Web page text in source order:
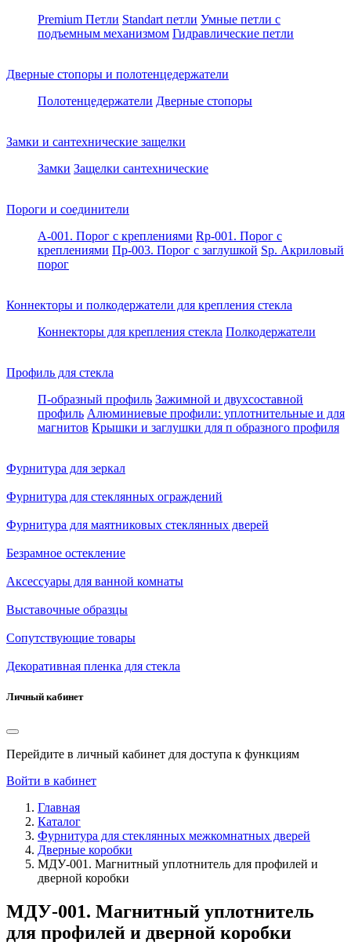
Premium Петли Standart петли Умные петли c
подъемным механизмом Гидравлические петли
Дверные стопоры и полотенцедержатели
Полотенцедержатели Дверные стопоры
Замки и сантехнические защелки
Замки Защелки сантехнические
Пороги и соединители
A-001. Порог с креплениями Rp-001. Порог с
креплениями Пр-003. Порог с заглушкой Sp. Акриловый
порог
Коннекторы и полкодержатели для крепления стекла
Коннекторы для крепления стекла Полкодержатели
Профиль для стекла
П-образный профиль Зажимной и двухсоставной
профиль Алюминиевые профили: уплотнительные и для
магнитов Крышки и заглушки для п образного профиля
Фурнитура для зеркал
Фурнитура для стеклянных ограждений
Фурнитура для маятниковых стеклянных дверей
Безрамное остекление
Аксессуары для ванной комнаты
Выставочные образцы
Сопутствующие товары
Декоративная пленка для стекла
Личный кабинет
Перейдите в личный кабинет для доступа к функциям
Войти в кабинет
Главная
Каталог
Фурнитура для стеклянных межкомнатных дверей
Дверные коробки
МДУ-001. Магнитный уплотнитель для профилей и
дверной коробки
МДУ-001. Магнитный уплотнитель
для профилей и дверной коробки